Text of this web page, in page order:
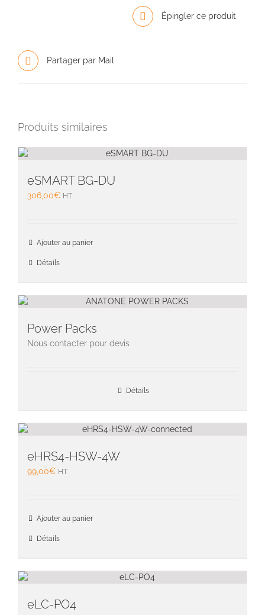
Épingler ce produit
Partager par Mail
Produits similaires
eSMART BG-DU
306,00€ HT
Ajouter au panier
Détails
Power Packs
Nous contacter pour devis
Détails
eHRS4-HSW-4W
99,00€ HT
Ajouter au panier
Détails
eLC-PO4